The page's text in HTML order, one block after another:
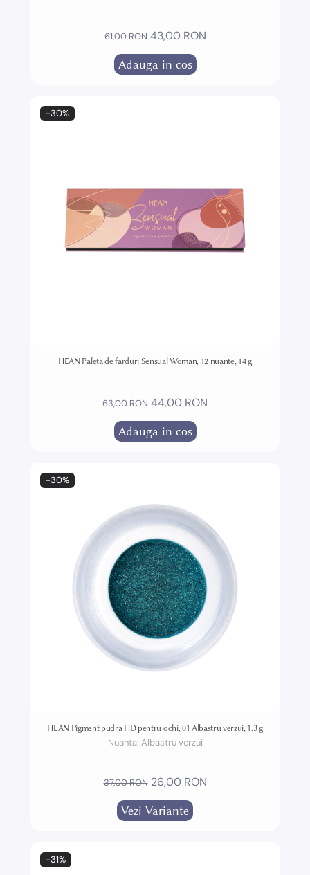
61,00 RON 43,00 RON
Adauga in cos
-30%
HEAN Paleta de farduri Sensual Woman, 12 nuante, 14 g
63,00 RON 44,00 RON
Adauga in cos
-30%
HEAN Pigment pudra HD pentru ochi, 01 Albastru verzui, 1.3 g
Nuanta: Albastru verzui
37,00 RON 26,00 RON
Vezi Variante
-31%